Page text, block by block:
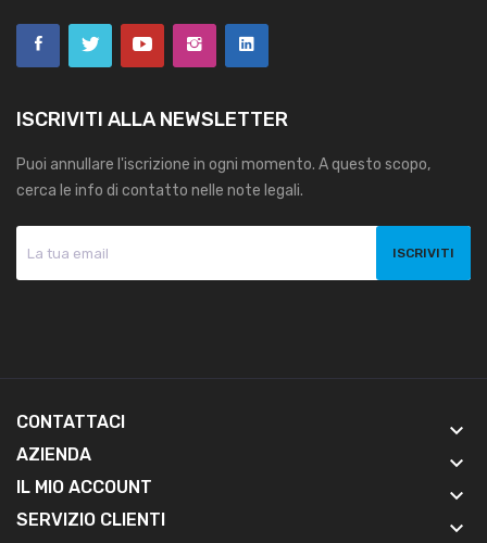
ISCRIVITI ALLA NEWSLETTER
Puoi annullare l'iscrizione in ogni momento. A questo scopo,
cerca le info di contatto nelle note legali.
CONTATTACI keyboard_arrow_down
AZIENDA keyboard_arrow_down
IL MIO ACCOUNT keyboard_arrow_down
SERVIZIO CLIENTI keyboard_arrow_down